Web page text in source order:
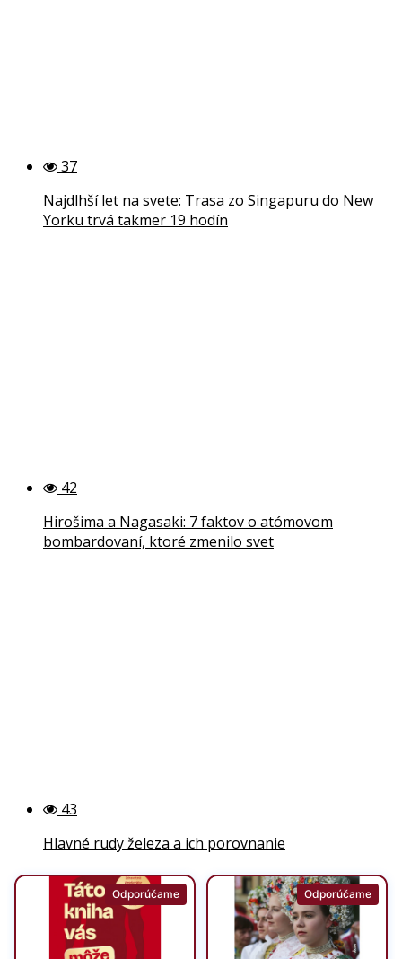
37
Najdlhší let na svete: Trasa zo Singapuru do New
Yorku trvá takmer 19 hodín
42
Hirošima a Nagasaki: 7 faktov o atómovom
bombardovaní, ktoré zmenilo svet
43
Hlavné rudy železa a ich porovnanie